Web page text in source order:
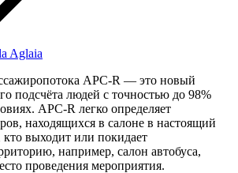
Aglaia
APC-R — это новый
подсчёта людей с точностью до 98%
APC-R легко определяет
находящихся в салоне в настоящий
кто выходит или покидает
например, салон автобуса,
проведения мероприятия.